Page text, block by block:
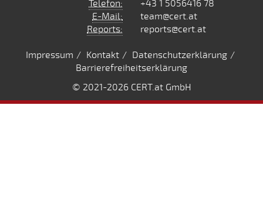
Telefon:
+43 1 5056416 78
E-Mail:
team@cert.at
Reports:
reports@cert.at
Impressum Kontakt
Datenschutzerklärung
Barrierefreiheitserklärung
© 2021-2026 CERT.at GmbH